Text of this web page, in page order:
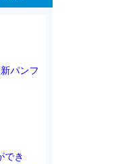
パンフ
でき